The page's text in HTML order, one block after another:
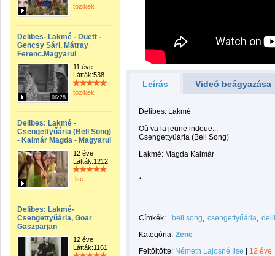
tozikek
Delibes- Lakmé - Duett -
Gencsy Sári, Mátray
Ferenc.Magyarul
06:28
11 éve
Látták:538
tozikek
Delibes: Lakmé -
Csengettyűária (Bell Song)
- Kalmár Magda - Magyarul
12 éve
Látták:1212
Ilse
Delibes: Lakmé-
Csengettyűária, Goar
Gaszparjan
12 éve
Látták:1161
Leírás Videó beágyazása
Delibes: Lakmé
Où va la jeune indoue...
Csengettyűária (Bell Song)
Lakmé: Magda Kalmár
*
Címkék: bell song csengettyűária
Kategória: Zene
Feltöltötte: Németh Lajosné Ilse
12 éve